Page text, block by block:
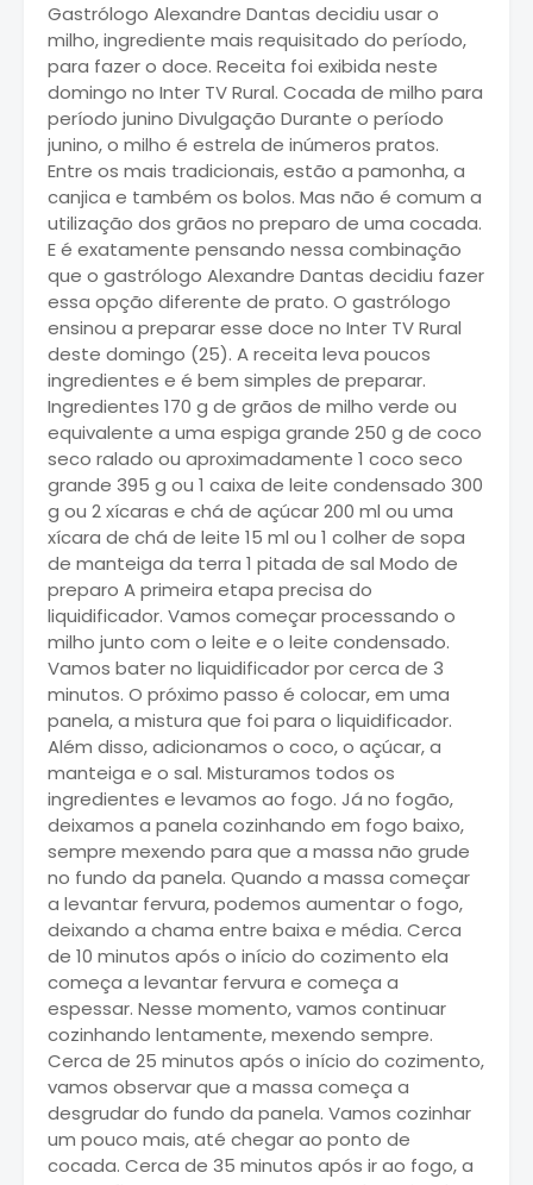
Gastrólogo Alexandre Dantas decidiu usar o
milho, ingrediente mais requisitado do período,
para fazer o doce. Receita foi exibida neste
domingo no Inter TV Rural. Cocada de milho para
período junino Divulgação Durante o período
junino, o milho é estrela de inúmeros pratos.
Entre os mais tradicionais, estão a pamonha, a
canjica e também os bolos. Mas não é comum a
utilização dos grãos no preparo de uma cocada.
E é exatamente pensando nessa combinação
que o gastrólogo Alexandre Dantas decidiu fazer
essa opção diferente de prato. O gastrólogo
ensinou a preparar esse doce no Inter TV Rural
deste domingo (25). A receita leva poucos
ingredientes e é bem simples de preparar.
Ingredientes 170 g de grãos de milho verde ou
equivalente a uma espiga grande 250 g de coco
seco ralado ou aproximadamente 1 coco seco
grande 395 g ou 1 caixa de leite condensado 300
g ou 2 xícaras e chá de açúcar 200 ml ou uma
xícara de chá de leite 15 ml ou 1 colher de sopa
de manteiga da terra 1 pitada de sal Modo de
preparo A primeira etapa precisa do
liquidificador. Vamos começar processando o
milho junto com o leite e o leite condensado.
Vamos bater no liquidificador por cerca de 3
minutos. O próximo passo é colocar, em uma
panela, a mistura que foi para o liquidificador.
Além disso, adicionamos o coco, o açúcar, a
manteiga e o sal. Misturamos todos os
ingredientes e levamos ao fogo. Já no fogão,
deixamos a panela cozinhando em fogo baixo,
sempre mexendo para que a massa não grude
no fundo da panela. Quando a massa começar
a levantar fervura, podemos aumentar o fogo,
deixando a chama entre baixa e média. Cerca
de 10 minutos após o início do cozimento ela
começa a levantar fervura e começa a
espessar. Nesse momento, vamos continuar
cozinhando lentamente, mexendo sempre.
Cerca de 25 minutos após o início do cozimento,
vamos observar que a massa começa a
desgrudar do fundo da panela. Vamos cozinhar
um pouco mais, até chegar ao ponto de
cocada. Cerca de 35 minutos após ir ao fogo, a